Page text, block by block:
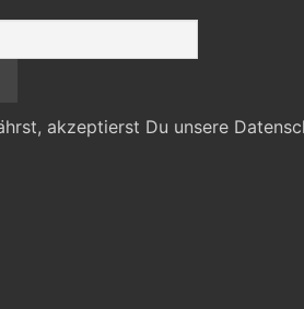
akzeptierst Du unsere